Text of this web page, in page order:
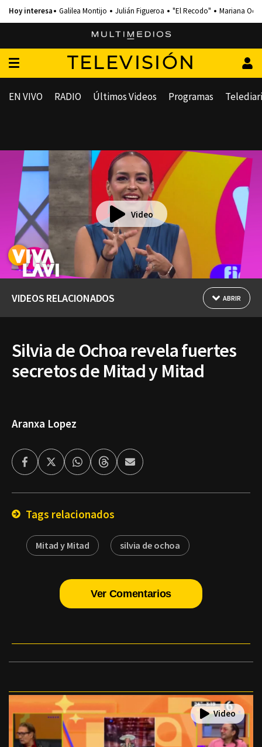
Galilea Montijo Julián Figueroa "El Recodo" Mariana
TELEVISIÓN
EN VIVO RADIO Últimos Videos Programas
Video
VIDEOS RELACIONADOS ABRIR
Silvia de Ochoa revela fuertes
secretos de Mitad y Mitad
Aranxa Lopez
FacebookTwitterWhatsappThreadsEnviar
por
Tags relacionados
Mitad y Mitad silvia de ochoa
Ver Comentarios